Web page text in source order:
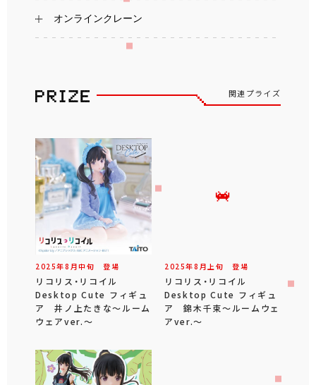
オンラインクレーン
関連プライズ
2025年8 月中旬 登場
リコリス・リコイル
Desktop Cute フィギュ
ア 井ノ上たきな～ルーム
ウェアver.～
2025年8 月 上旬 登場
リコリス・リコイル
Desktop Cute フィギュ
ア 錦木千束～ルームウェ
アver.～